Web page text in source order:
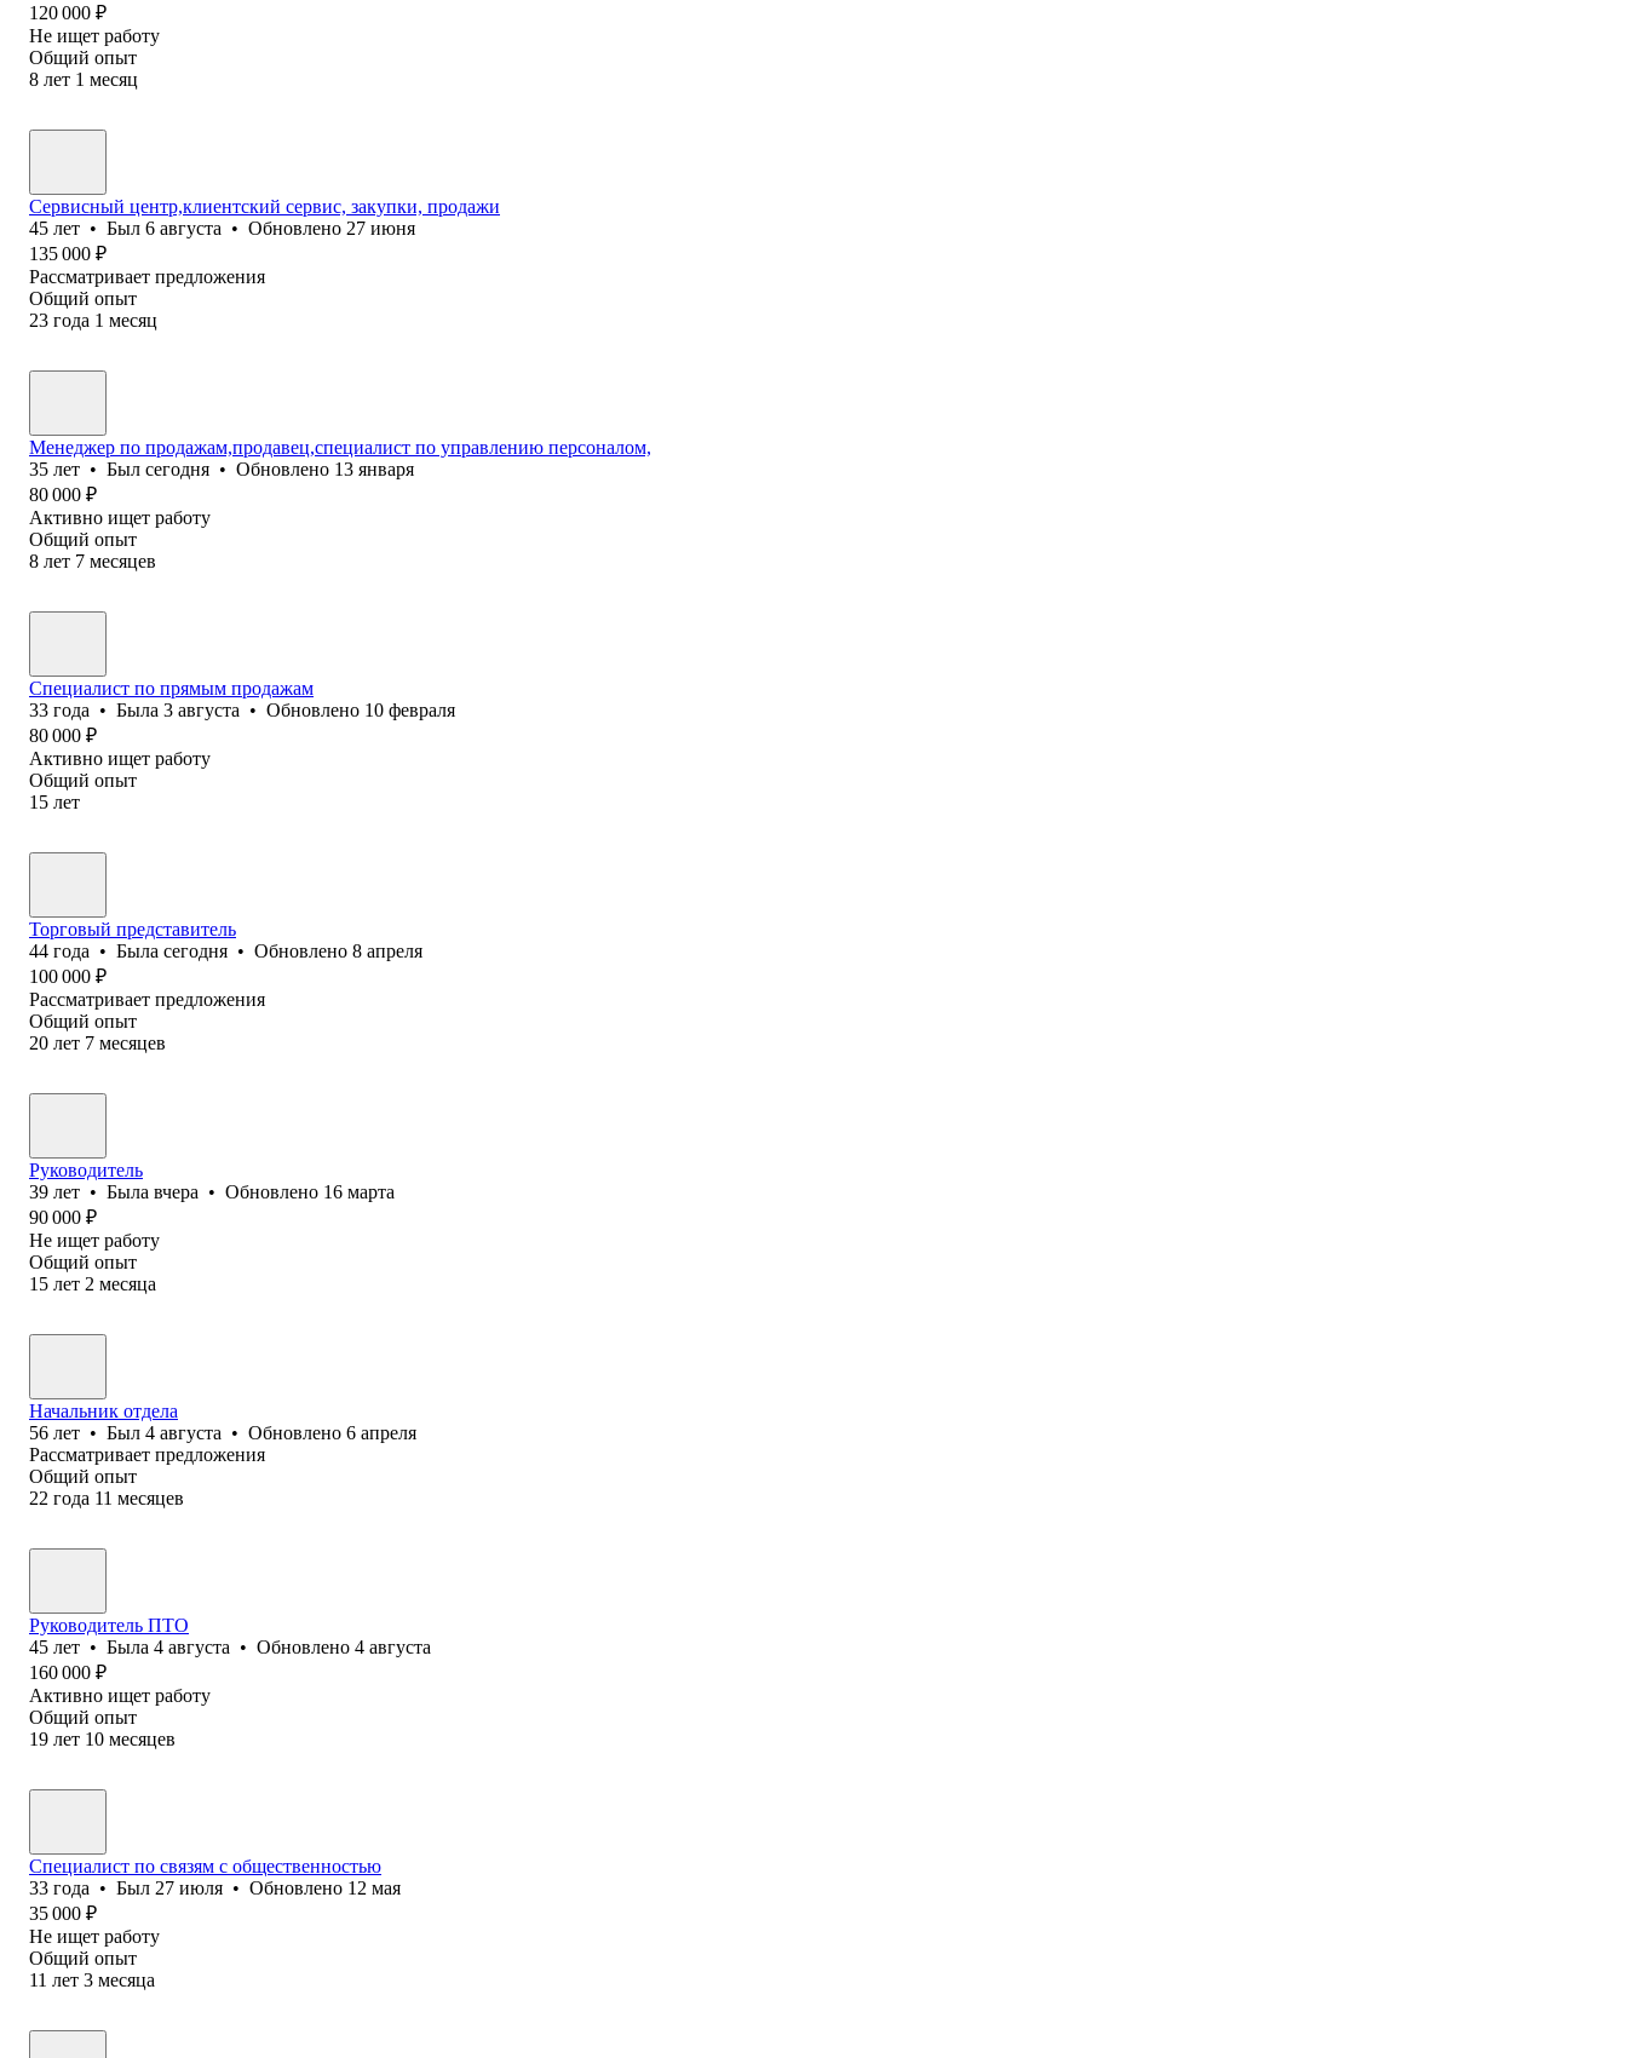
120 000 ₽
Не ищет работу
Общий опыт
8 лет 1 месяц
Сервисный центр,клиентский сервис, закупки, продажи
45 лет • Был 6 августа • Обновлено 27 июня
135 000 ₽
Рассматривает предложения
Общий опыт
23 года 1 месяц
Менеджер по продажам,продавец,специалист по управлению персоналом,
35 лет • Был сегодня • Обновлено 13 января
80 000 ₽
Активно ищет работу
Общий опыт
8 лет 7 месяцев
Специалист по прямым продажам
33 года • Была 3 августа • Обновлено 10 февраля
80 000 ₽
Активно ищет работу
Общий опыт
15 лет
Торговый представитель
44 года • Была сегодня • Обновлено 8 апреля
100 000 ₽
Рассматривает предложения
Общий опыт
20 лет 7 месяцев
Руководитель
39 лет • Была вчера • Обновлено 16 марта
90 000 ₽
Не ищет работу
Общий опыт
15 лет 2 месяца
Начальник отдела
56 лет • Был 4 августа • Обновлено 6 апреля
Рассматривает предложения
Общий опыт
22 года 11 месяцев
Руководитель ПТО
45 лет • Была 4 августа • Обновлено 4 августа
160 000 ₽
Активно ищет работу
Общий опыт
19 лет 10 месяцев
Специалист по связям с общественностью
33 года • Был 27 июля • Обновлено 12 мая
35 000 ₽
Не ищет работу
Общий опыт
11 лет 3 месяца